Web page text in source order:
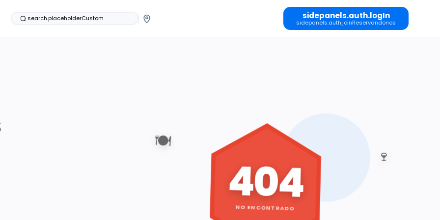
search.placeholderCustom sidepanels.auth.logIn
sidepanels.auth.joinReservandonos
🍽️
🍷
404
NO ENCONTRADO